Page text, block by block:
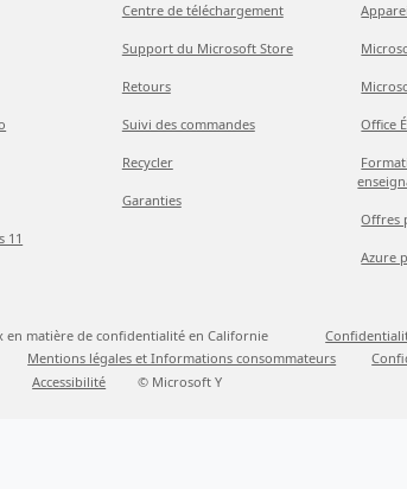
11
Centre de téléchargement
Support du Microsoft Store
Retours
Suivi des commandes
Recycler
Garanties
Office
Offres
Azure
en matière de confidentialité en Californie
Mentions légales et Informations consommateurs
Accessibilité © Microsoft Y